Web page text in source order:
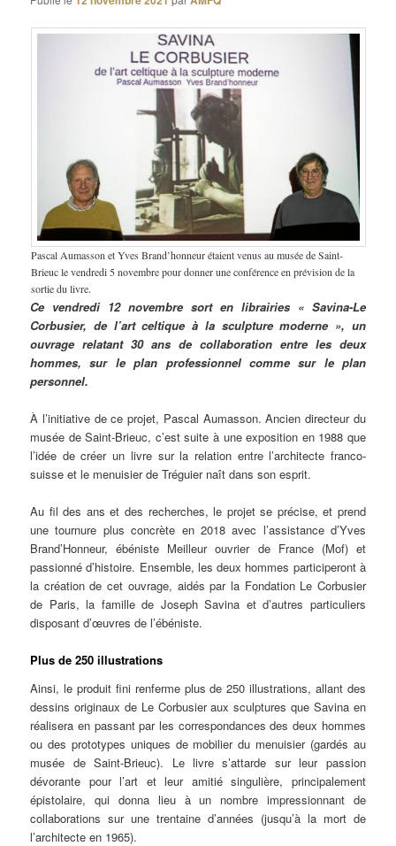
Pascal Aumasson et Yves Brand’honneur étaient venus au musée de Saint-
Brieuc le vendredi 5 novembre pour donner une conférence en prévision de la
sortie du livre.
Ce vendredi 12 novembre sort en librairies « Savina-Le
Corbusier, de l’art celtique à la sculpture moderne », un
ouvrage relatant 30 ans de collaboration entre les deux
hommes, sur le plan professionnel comme sur le plan
personnel.
À l’initiative de ce projet, Pascal Aumasson. Ancien directeur du
musée de Saint-Brieuc, c’est suite à une exposition en 1988 que
l’idée de créer un livre sur la relation entre l’architecte franco-
suisse et le menuisier de Tréguier naît dans son esprit.
Au fil des ans et des recherches, le projet se précise, et prend
une tournure plus concrète en 2018 avec l’assistance d’Yves
Brand’Honneur, ébéniste Meilleur ouvrier de France (Mof) et
passionné d’histoire. Ensemble, les deux hommes participeront à
la création de cet ouvrage, aidés par la Fondation Le Corbusier
de Paris, la famille de Joseph Savina et d’autres particuliers
disposant d’œuvres de l’ébéniste.
Plus de 250 illustrations
Ainsi, le produit fini renferme plus de 250 illustrations, allant des
dessins originaux de Le Corbusier aux sculptures que Savina en
réalisera en passant par les correspondances des deux hommes
ou des prototypes uniques de mobilier du menuisier (gardés au
musée de Saint-Brieuc). Le livre s’attarde sur leur passion
dévorante pour l’art et leur amitié singulière, principalement
épistolaire, qui donna lieu à un nombre impressionnant de
collaborations sur une trentaine d’années (jusqu’à la mort de
l’architecte en 1965).